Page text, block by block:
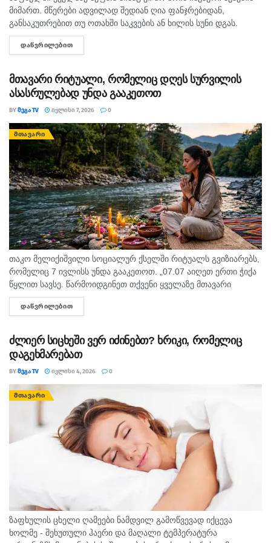
მიმართ. მწერები ადვილად შედიან ღია ფანჯრებიდან,
განსაკუთრებით თუ ოთახში საკვების ან ხილის სუნი დგას.
რეგულარული დალაგება, ნაგვის გატანა და ჭურჭლის
რეცხვაც...
ᲓᲐᲬᲕᲠᲘᲚᲔᲑᲘᲗ
მთავარი რიტუალი, რომელიც დღეს სურვილის
ასასრულებად უნდა გააკეთოთ
BYᲛᲔᲒᲐ TV ᲘᲕᲚᲘᲡᲘ 7, 2026 0
ᲛᲗᲐᲕᲐᲠᲘ
თაკო მელიქიშვილი სოციალურ ქსელში რიტუალს გვიზიარებს,
რომელიც 7 ივლისს უნდა გააკეთოთ. „07.07 აიღეთ ერთი ჭიქა
წყლით სავსე. წარმოიდგინეთ თქვენი ყველაზე მთავარი
სურვილი ის, რომლის გახსენებაზეც გულში სითბოს გრძნობთ.
შემდეგ მშვიდად...
ᲓᲐᲬᲕᲠᲘᲚᲔᲑᲘᲗ
ძლიერ სიცხეში ვერ იძინებთ? ხრიკი, რომელიც
დაგეხმარებათ
BYᲛᲔᲒᲐ TV ᲘᲕᲚᲘᲡᲘ 4, 2026 0
ᲛᲗᲐᲕᲐᲠᲘ
ზაფხულის ცხელი ღამეები ნამდვილ გამოწვევად იქცევა
ხოლმე - შეხუთული ჰაერი და მაღალი ტემპერატურა